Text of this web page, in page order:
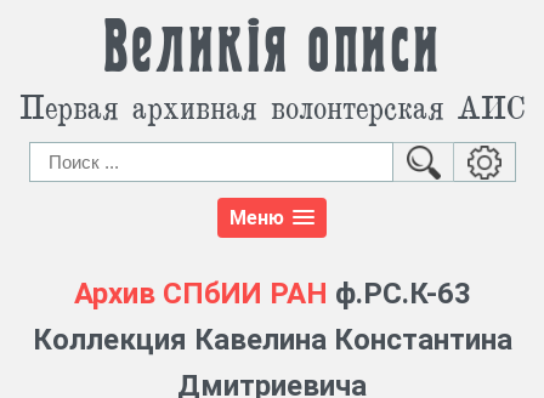
Великія описи
Первая архивная волонтерская АИС
Меню
Архив СПбИИ РАН ф.РС.К-63
Коллекция Кавелина Константина
Дмитриевича